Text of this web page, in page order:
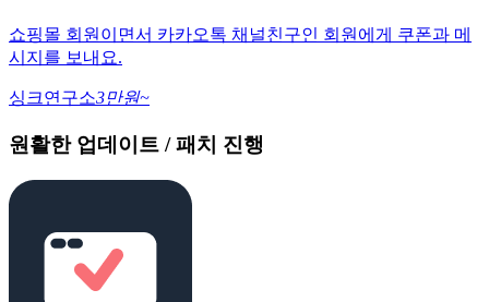
쇼핑몰 회원이면서 카카오톡 채널친구인 회원에게 쿠폰과 메
시지를 보내요.
싱크연구소3만원~
원활한 업데이트 / 패치 진행